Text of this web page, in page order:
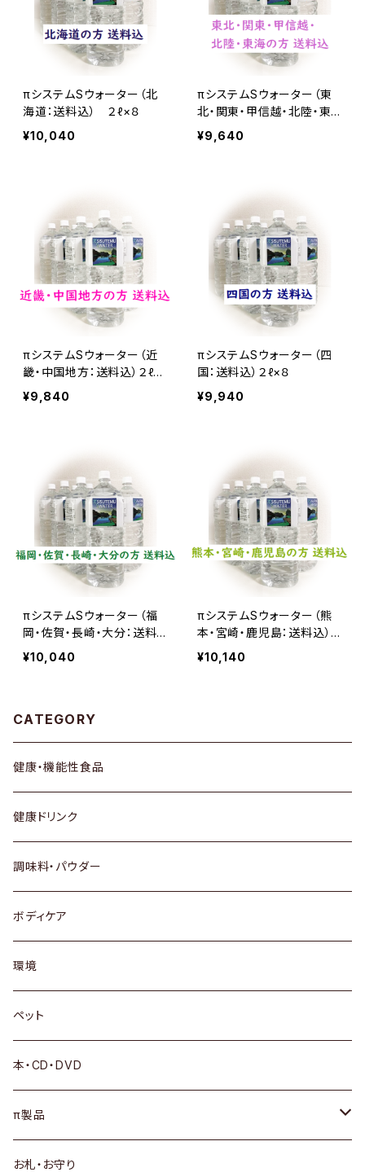
πシステムSウォーター（北
海道：送料込） ２ℓ×８
¥10,040
πシステムSウォーター（東
北・関東・甲信越・北陸・東
海：送料込）２ℓ×８
¥9,640
πシステムSウォーター（近
畿・中国地方：送料込）２ℓ×
８
¥9,840
πシステムSウォーター（四
国：送料込）２ℓ×８
¥9,940
πシステムSウォーター（福
岡・佐賀・長崎・大分：送料
込）２ℓ×８
¥10,040
πシステムSウォーター（熊
本・宮崎・鹿児島：送料込）２
ℓ×８
¥10,140
CATEGORY
健康・機能性食品
健康ドリンク
調味料・パウダー
ボディケア
環境
ペット
本・CD・DVD
π製品
サプリメント
お札・お守り